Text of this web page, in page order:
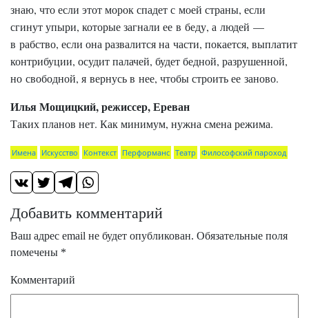
знаю, что если этот морок спадет с моей страны, если
сгинут упыри, которые загнали ее в беду, а людей —
в рабство, если она развалится на части, покается, выплатит
контрибуции, осудит палачей, будет бедной, разрушенной,
но свободной, я вернусь в нее, чтобы строить ее заново.
Илья Мощицкий, режиссер, Ереван
Таких планов нет. Как минимум, нужна смена режима.
Имена Искусство Контекст Перформанс Театр Философский пароход
Добавить комментарий
Ваш адрес email не будет опубликован. Обязательные поля
помечены *
Комментарий